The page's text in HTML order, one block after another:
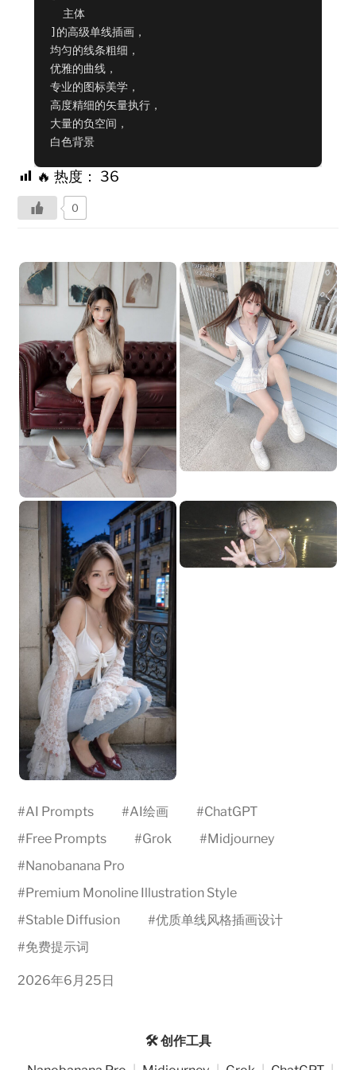
]的高级单线插画，
均匀的线条粗细，
优雅的曲线，
专业的图标美学，
高度精细的矢量执行，
大量的负空间，
白色背景
🔥 热度： 36
0
#AI Prompts #AI绘画 #ChatGPT
#Free Prompts #Grok #Midjourney
#Nanobanana Pro
#Premium Monoline Illustration Style
#Stable Diffusion #优质单线风格插画设计
#免费提示词
2026年6月25日
🛠️ 创作工具